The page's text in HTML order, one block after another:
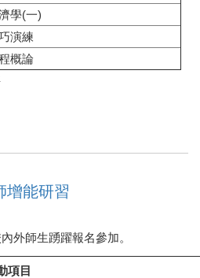
學(一)
演練
概論
增能研習
外師生踴躍報名參加。
項目